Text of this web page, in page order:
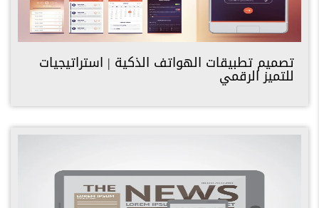
تصميم تطبيقات الهواتف الذكية | استراتيجيات
للتميز الرقمي